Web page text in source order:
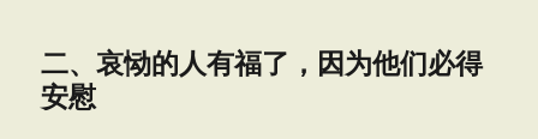
二、哀恸的人有福了，因为他们必得
安慰